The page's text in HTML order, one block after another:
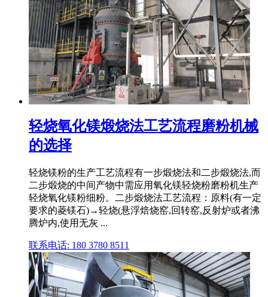
轻烧氧化镁煅烧法工艺流程磨粉机械
的选择
轻烧镁粉的生产工艺流程有一步煅烧法和二步煅烧法,而
二步煅烧的中间产物中需应用氧化镁轻烧粉磨粉机生产
轻烧氧化镁粉细粉。二步煅烧法工艺流程：原料(有一定
要求的菱镁石)→轻烧(悬浮焙烧窑,回转窑,反射炉或者沸
腾炉内,使用无灰 ...
联系电话: 180 3780 8511